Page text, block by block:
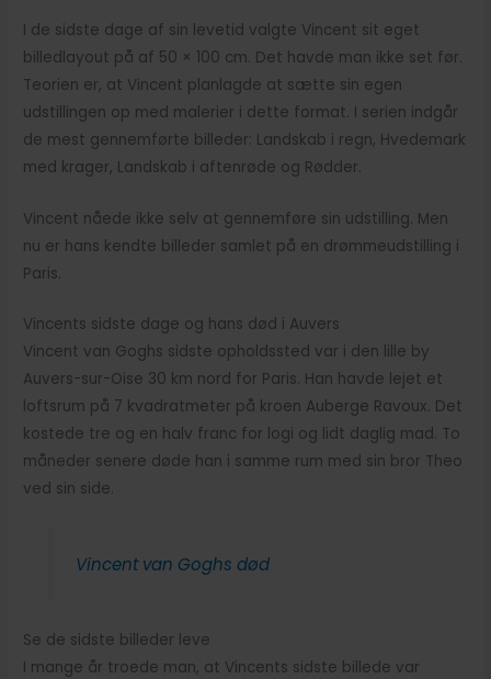
I de sidste dage af sin levetid valgte Vincent sit eget
billedlayout på af 50 × 100 cm. Det havde man ikke set før.
Teorien er, at Vincent planlagde at sætte sin egen
udstillingen op med malerier i dette format. I serien indgår
de mest gennemførte billeder: Landskab i regn, Hvedemark
med krager, Landskab i aftenrøde og Rødder.
Vincent nåede ikke selv at gennemføre sin udstilling. Men
nu er hans kendte billeder samlet på en drømmeudstilling i
Paris.
Vincents sidste dage og hans død i Auvers
Vincent van Goghs sidste opholdssted var i den lille by
Auvers-sur-Oise 30 km nord for Paris. Han havde lejet et
loftsrum på 7 kvadratmeter på kroen Auberge Ravoux. Det
kostede tre og en halv franc for logi og lidt daglig mad. To
måneder senere døde han i samme rum med sin bror Theo
ved sin side.
Vincent van Goghs død
Se de sidste billeder leve
I mange år troede man, at Vincents sidste billede var